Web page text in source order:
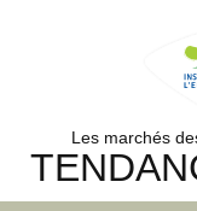
Les marchés